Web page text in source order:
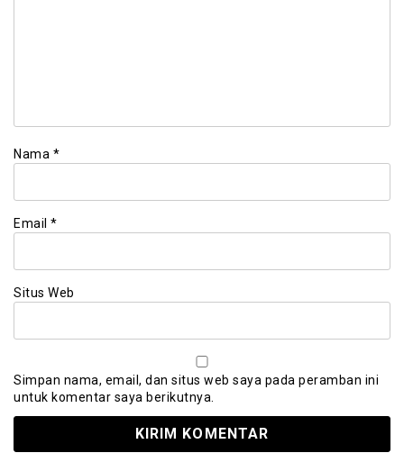
Nama *
Email *
Situs Web
Simpan nama, email, dan situs web saya pada peramban ini
untuk komentar saya berikutnya.